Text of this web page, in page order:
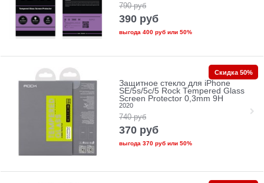
790 руб
390 руб
выгода 400 рубили 50%
Защитное стекло для iPhone
SE/5s/5с/5 Rock Tempered Glass
Screen Protector 0,3mm 9H
2020
740 руб
370 руб
выгода 370 рубили 50%
Скидка 50%